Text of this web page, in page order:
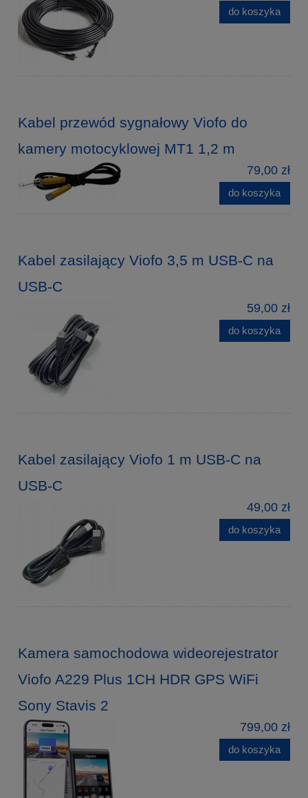
do koszyka
Kabel przewód sygnałowy Viofo do
kamery motocyklowej MT1 1,2 m
79,00 zł
do koszyka
Kabel zasilający Viofo 3,5 m USB-C na
USB-C
59,00 zł
do koszyka
Kabel zasilający Viofo 1 m USB-C na
USB-C
49,00 zł
do koszyka
Kamera samochodowa wideorejestrator
Viofo A229 Plus 1CH HDR GPS WiFi
Sony Stavis 2
799,00 zł
do koszyka